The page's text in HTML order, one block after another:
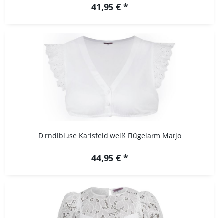
41,95 € *
Dirndlbluse Karlsfeld weiß Flügelarm Marjo
44,95 € *